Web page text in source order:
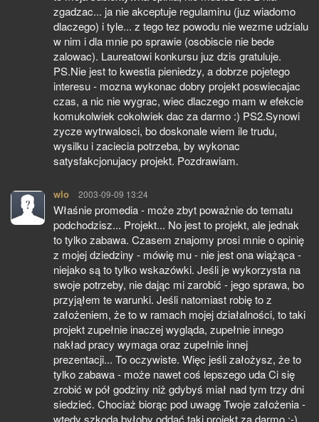
zgadzac... ja nie akceptuje regulaminu (juz wiadomo
dlaczego) i tyle... z tego tez powodu nie wezme udzialu
w nim i dla mnie po sprawie (osobiscie nie bede
zalowac). Laureatowi konkursu juz dzis gratuluje.
PS.Nie jest to kwestia pieniedzy, a dobrze pojetego
interesu - mozna wykonac dobry projekt poswiecajac
czas, a nic nie wygrac, wiec dlaczego mam w efekcie
komukolwiek cokolwiek dac za darmo :) PS2.Synowi
zycze wytrwalosci, bo doskonale wiem ile trudu,
wysilku i zaciecia potrzeba, by wykonac
satysfakcjonujacy projekt. Pozdrawiam.
wlo pisze:
2003-09-09 13:24
Właśnie promedia - może zbyt poważnie do tematu
podchodzisz... Projekt... No jest to projekt, ale jednak
to tylko zabawa. Czasem znajomy prosi mnie o opinię
z mojej dziedziny - mówię mu - nie jest ona wiążąca -
niejako są to tylko wskazówki. Jeśli je wykorzysta na
swoje potrzeby, nie dając mi zarobić - jego sprawa, bo
przyjąłem te warunki. Jeśli natomiast robię to z
założeniem, że to w ramach mojej działalności, to taki
projekt zupełnie inaczej wygląda, zupełnie innego
nakład pracy wymaga oraz zupełnie innej
prezentacji... To oczywiste. Więc jeśli założysz, że to
tylko zabawa - może nawet coś lepszego uda Ci się
zrobić w pół godziny niż gdybyś miał nad tym trzy dni
siedzieć. Chociaż biorąc pod uwagę Twoje założenia -
wtedy szkoda byłoby oddać taki projekt za darmo :-)